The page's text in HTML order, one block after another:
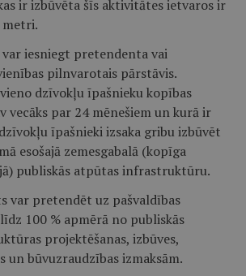
ir izbūvēta šīs aktivitātes ietvaros ir
metri.
iesniegt pretendenta vai
pilnvarotais pārstāvis.
dzīvokļu īpašnieku kopības
vecāks par 24 mēnešiem un kurā ir
īpašnieki izsaka gribu izbūvēt
esošajā zemesgabalā (kopīga
publiskās atpūtas infrastruktūru.
var pretendēt uz pašvaldības
100 % apmērā no publiskās
projektēšanas, izbūves,
un būvuzraudzības izmaksām.